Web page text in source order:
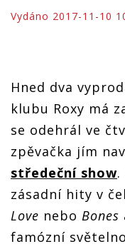
Vydáno 2017-11-10
Hned dva
klubu Roxy má
se odehrál ve
zpěvačka jím
středeční show.
zásadní hity v
Love nebo Bones
famózní